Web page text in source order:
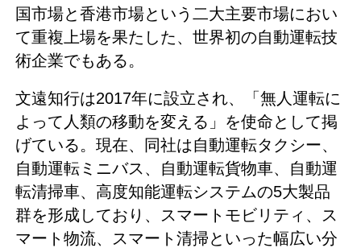
国市場と香港市場という二大主要市場におい
て重複上場を果たした、世界初の自動運転技
術企業でもある。
文遠知行は2017年に設立され、「無人運転に
よって人類の移動を変える」を使命として掲
げている。現在、同社は自動運転タクシー、
自動運転ミニバス、自動運転貨物車、自動運
転清掃車、高度知能運転システムの5大製品
群を形成しており、スマートモビリティ、ス
マート物流、スマート清掃といった幅広い分